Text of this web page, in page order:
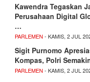
Kawendra Tegaskan
Perusahaan Digital
…
PARLEMEN - KAMIS, 2 JUL
Sigit Purnomo
Kompas, Polri
PARLEMEN - KAMIS, 2 JUL